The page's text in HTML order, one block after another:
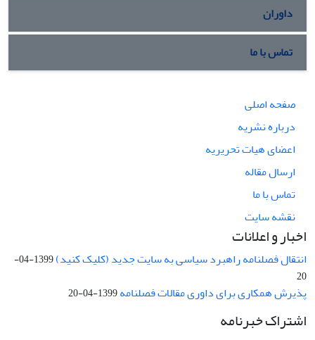
داوران
تماس با ما
صفحه اصلی
درباره نشریه
اعضای هیات تحریریه
ارسال مقاله
تماس با ما
نقشه سایت
اخبار و اعلانات
انتقال فصلنامه راهبرد سیاسی به سایت جدید (کلیک کنید)
1399-04-
20
پذیرش همکاری برای داوری مقالات فصلنامه1399-04-20
اشتراک خبرنامه